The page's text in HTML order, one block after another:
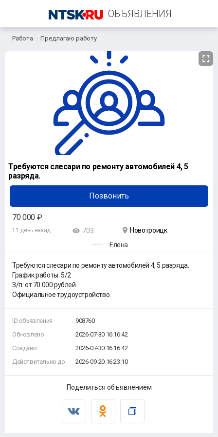
ОБЪЯВЛЕНИЯ
+7 (961) 947-02-29
Работа Предлагаю работу
Требуются слесари по ремонту автомобилей 4, 5
разряда.
Позвонить
70 000 ₽
11 день назад 703
Новотроицк
Елена
Требуются слесари по ремонту автомобилей 4, 5 разряда.
График работы: 5/2
З/п: от 70 000 рублей
Официальное трудоустройство.
ID объявления
Обновлено
Создано
Действительно до
908760
2026-07-30 16:16:42
2026-07-30 16:16:42
2026-09-20 16:23:10
Поделиться объявлением